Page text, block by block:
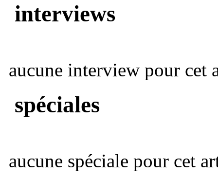
interviews
aucune interview pour cet
spéciales
aucune spéciale pour cet